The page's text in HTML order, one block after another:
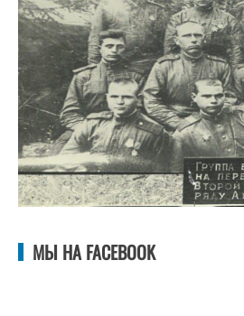
МЫ НА FACEBOOK